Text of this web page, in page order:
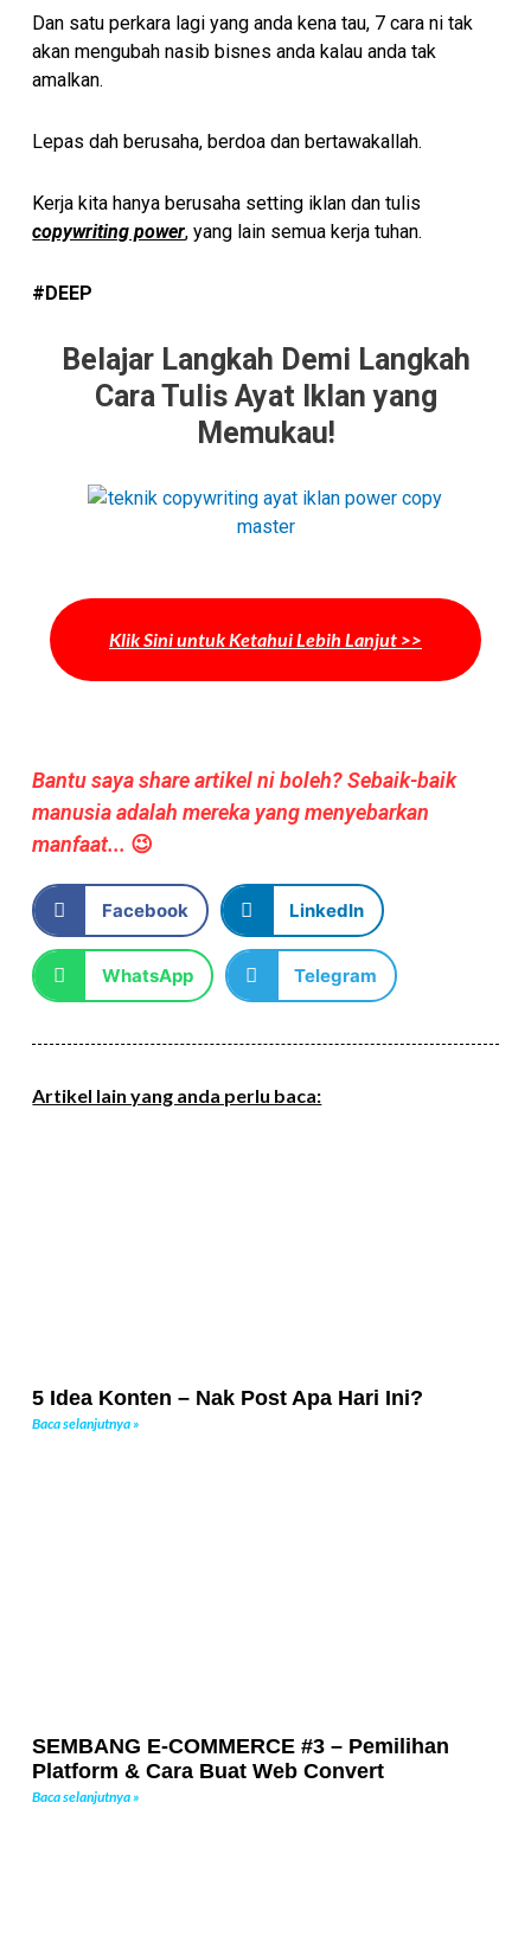
Dan satu perkara lagi yang anda kena tau, 7 cara ni tak
akan mengubah nasib bisnes anda kalau anda tak
amalkan.
Lepas dah berusaha, berdoa dan bertawakallah.
Kerja kita hanya berusaha setting iklan dan tulis
copywriting power, yang lain semua kerja tuhan.
#DEEP
Belajar Langkah Demi Langkah
Cara Tulis Ayat Iklan yang
Memukau!
Klik Sini untuk Ketahui Lebih Lanjut >>
Bantu saya share artikel ni boleh? Sebaik-baik
manusia adalah mereka yang menyebarkan
manfaat... 😉
Facebook LinkedIn
WhatsApp Telegram
Artikel lain yang anda perlu baca:
5 Idea Konten – Nak Post Apa Hari Ini?
Baca selanjutnya »
SEMBANG E-COMMERCE #3 – Pemilihan
Platform & Cara Buat Web Convert
Baca selanjutnya »